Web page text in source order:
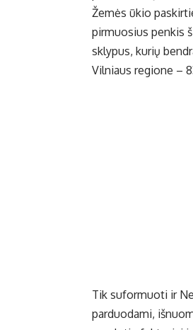
Žemės ūkio
pirmuosius penkis
sklypus, kurių
Vilniaus regione –
Tik suformuoti ir
parduodami,